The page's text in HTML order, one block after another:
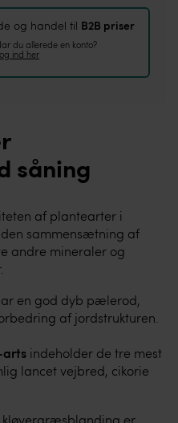
og handel til B2B priser
du allerede en konto?
ind her
såning
af plantearter i
sammensætning af
andre mineraler og
en god dyb pælerod,
af jordstrukturen.
arts indeholder de tre mest
lancet vejbred, cikorie